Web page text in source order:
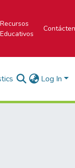
Recursos
Educativos
Log In